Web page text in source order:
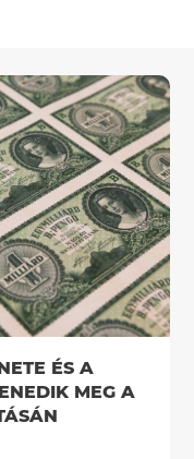
ÉS A
MEG A